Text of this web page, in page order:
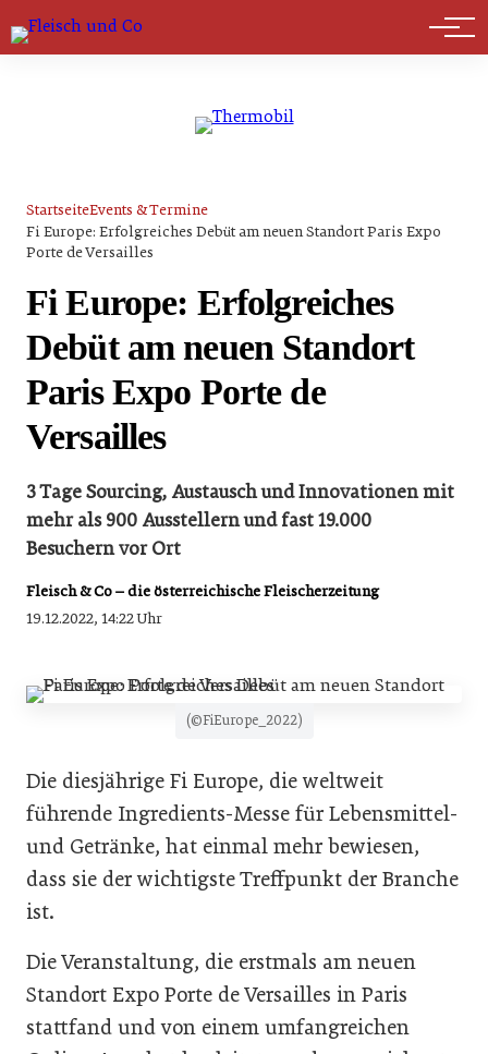
Marktführer
StartseiteEvents & Termine
Fi Europe: Erfolgreiches Debüt am neuen Standort Paris Expo
Porte de Versailles
Fi Europe: Erfolgreiches
Debüt am neuen Standort
Paris Expo Porte de
Versailles
3 Tage Sourcing, Austausch und Innovationen mit
mehr als 900 Ausstellern und fast 19.000
Besuchern vor Ort
Fleisch & Co – die österreichische Fleischerzeitung
19.12.2022, 14:22 Uhr
(©FiEurope_2022)
Die diesjährige Fi Europe, die weltweit
führende Ingredients-Messe für Lebensmittel-
und Getränke, hat einmal mehr bewiesen,
dass sie der wichtigste Treffpunkt der Branche
ist.
Die Veranstaltung, die erstmals am neuen
Standort Expo Porte de Versailles in Paris
stattfand und von einem umfangreichen